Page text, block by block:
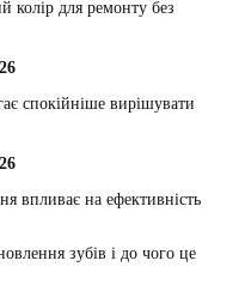
колір для ремонту без
спокійніше вирішувати
впливає на ефективність
зубів і до чого це